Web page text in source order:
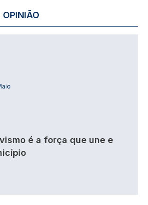
OPINIÃO
é a força que une e